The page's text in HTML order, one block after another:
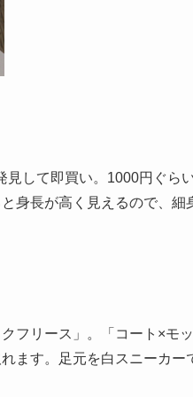
見して即買い。1000円ぐら
身長が高く見えるので、
フリース」。「コート×モ
ます。足元を白スニーカ